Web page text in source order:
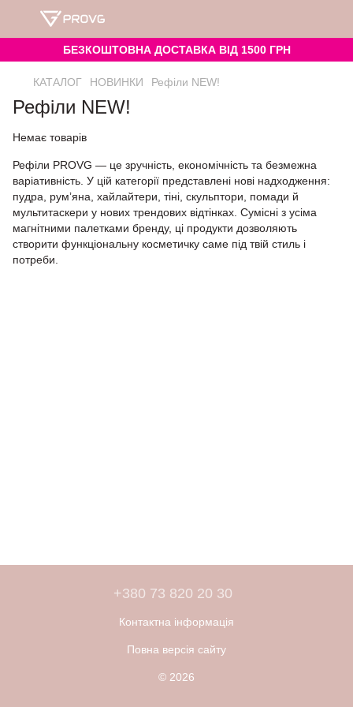
БЕЗКОШТОВНА ДОСТАВКА ВІД 1500 ГРН
КАТАЛОГ НOВИНКИ Рефіли NEW!
Рефіли NEW!
Немає товарів
Рефіли PROVG — це зручність, економічність та безмежна
варіативність. У цій категорії представлені нові надходження:
пудра, румʼяна, хайлайтери, тіні, скульптори, помади й
мультитаскери у нових трендових відтінках. Сумісні з усіма
магнітними палетками бренду, ці продукти дозволяють
створити функціональну косметичку саме під твій стиль і
потреби.
+380 73 820 20 30
Контактна інформація
Повна версія сайту
© 2026